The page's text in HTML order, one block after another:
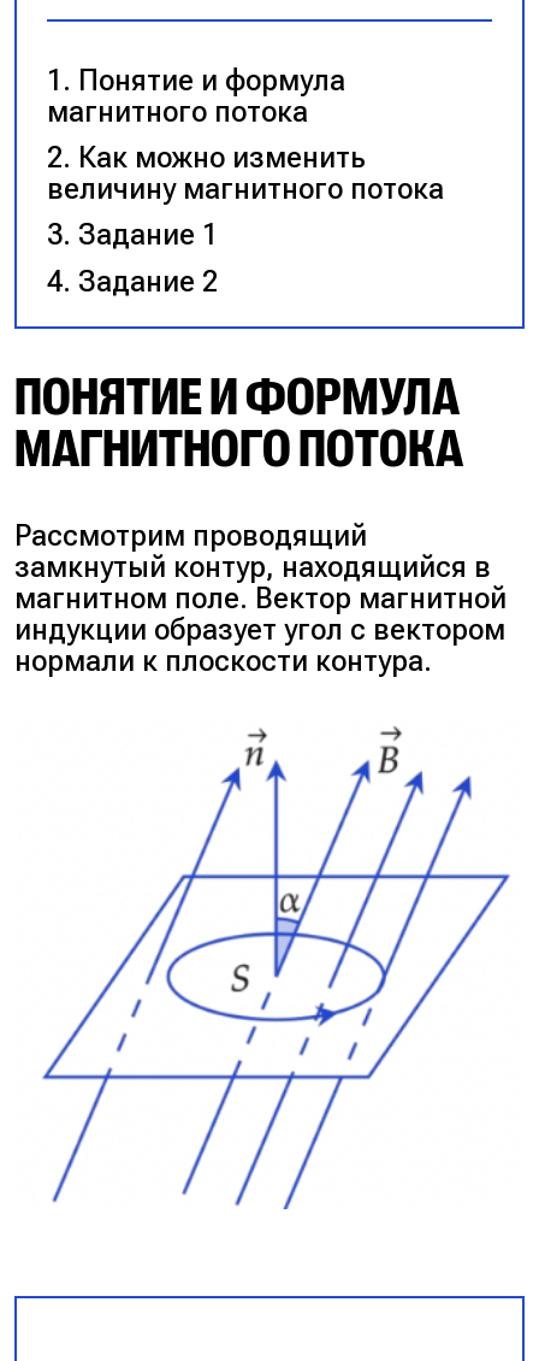
Понятие и формула
магнитного потока
Как можно изменить
величину магнитного потока
Задание 1
Задание 2
ПОНЯТИЕ И ФОРМУЛА
МАГНИТНОГО ПОТОКА
Рассмотрим проводящий
замкнутый контур, находящийся в
магнитном поле. Вектор магнитной
индукции образует угол с вектором
нормали к плоскости контура.